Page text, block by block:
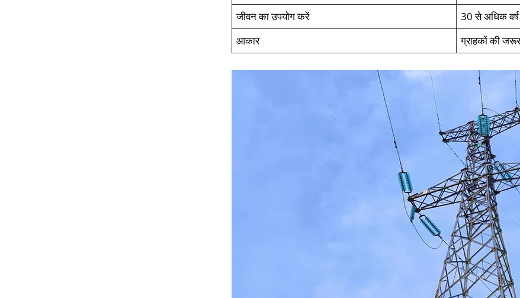
जीवन का उपयोग करें
30 से अधिक वर्ष
आकार
ग्राहकों की